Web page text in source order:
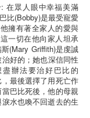
在眾人眼中幸福美滿
比(Bobby)是最受寵愛
擁有著全家人的愛與
一切在他向家人坦承
(Mary Griffith)是虔誠
好的；她也深信同性
辦法要治好巴比的
最後選擇了用死亡作
巴比死後，他的母親
水也喚不回逝去的生